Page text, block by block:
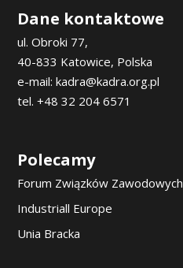
Dane kontaktowe
ul. Obroki 77,
40-833 Katowice, Polska
e-mail: kadra@kadra.org.pl
tel. +48 32 204 6571
Polecamy
Forum Związków Zawodowych
Industriall Europe
Unia Bracka